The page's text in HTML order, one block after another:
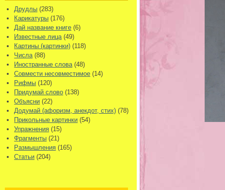
Друдлы (283)
Карикатуры (176)
Дай название книге (6)
Известные лица(49)
Картины (картинки) (118)
Числа(88)
Иностранные слова(48)
Совмести несовместимое (14)
Рифмы (120)
Придумай слово (138)
Объясни (22)
Додумай (афоризм, анекдот, стих) (78)
Прикольные картинки (54)
Упражнения (15)
Фрагменты (21)
Размышления (165)
Статьи (204)